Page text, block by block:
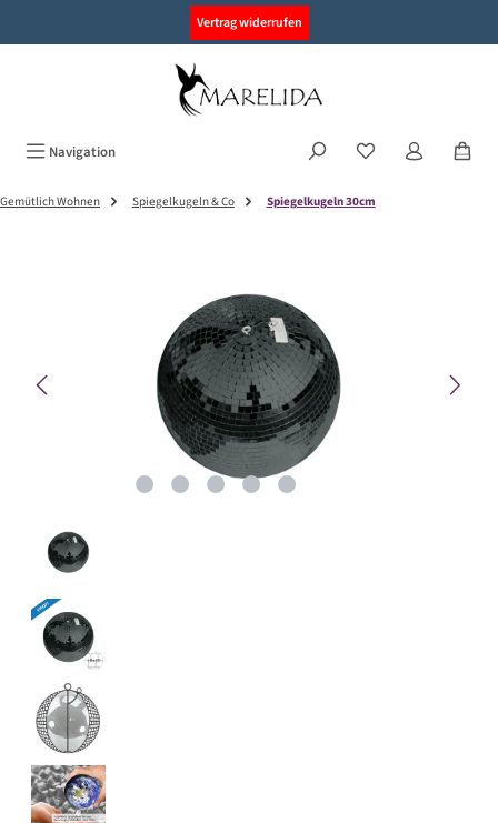
Vertrag widerrufen
Navigation
Gemütlich Wohnen Spiegelkugeln & Co Spiegelkugeln 30cm